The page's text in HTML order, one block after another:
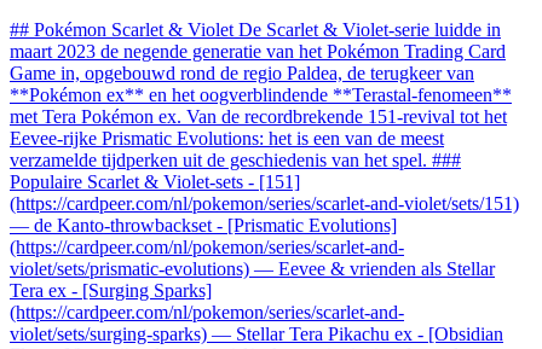
## Pokémon Scarlet & Violet De Scarlet & Violet-serie luidde in
maart 2023 de negende generatie van het Pokémon Trading Card
Game in, opgebouwd rond de regio Paldea, de terugkeer van
**Pokémon ex** en het oogverblindende **Terastal-fenomeen**
met Tera Pokémon ex. Van de recordbrekende 151-revival tot het
Eevee-rijke Prismatic Evolutions: het is een van de meest
verzamelde tijdperken uit de geschiedenis van het spel. ###
Populaire Scarlet & Violet-sets - [151]
(https://cardpeer.com/nl/pokemon/series/scarlet-and-violet/sets/151)
— de Kanto-throwbackset - [Prismatic Evolutions]
(https://cardpeer.com/nl/pokemon/series/scarlet-and-
violet/sets/prismatic-evolutions) — Eevee & vrienden als Stellar
Tera ex - [Surging Sparks]
(https://cardpeer.com/nl/pokemon/series/scarlet-and-
violet/sets/surging-sparks) — Stellar Tera Pikachu ex - [Obsidian